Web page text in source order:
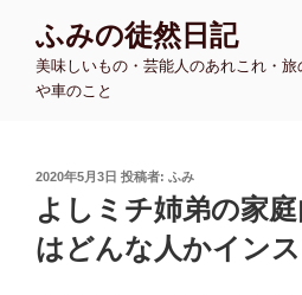
ふみの徒然日記
美味しいもの・芸能人のあれこれ・
や車のこと
投
稿
日:
2020年5月3日 投稿者: ふみ
よしミチ姉弟の家
はどんな人かイン